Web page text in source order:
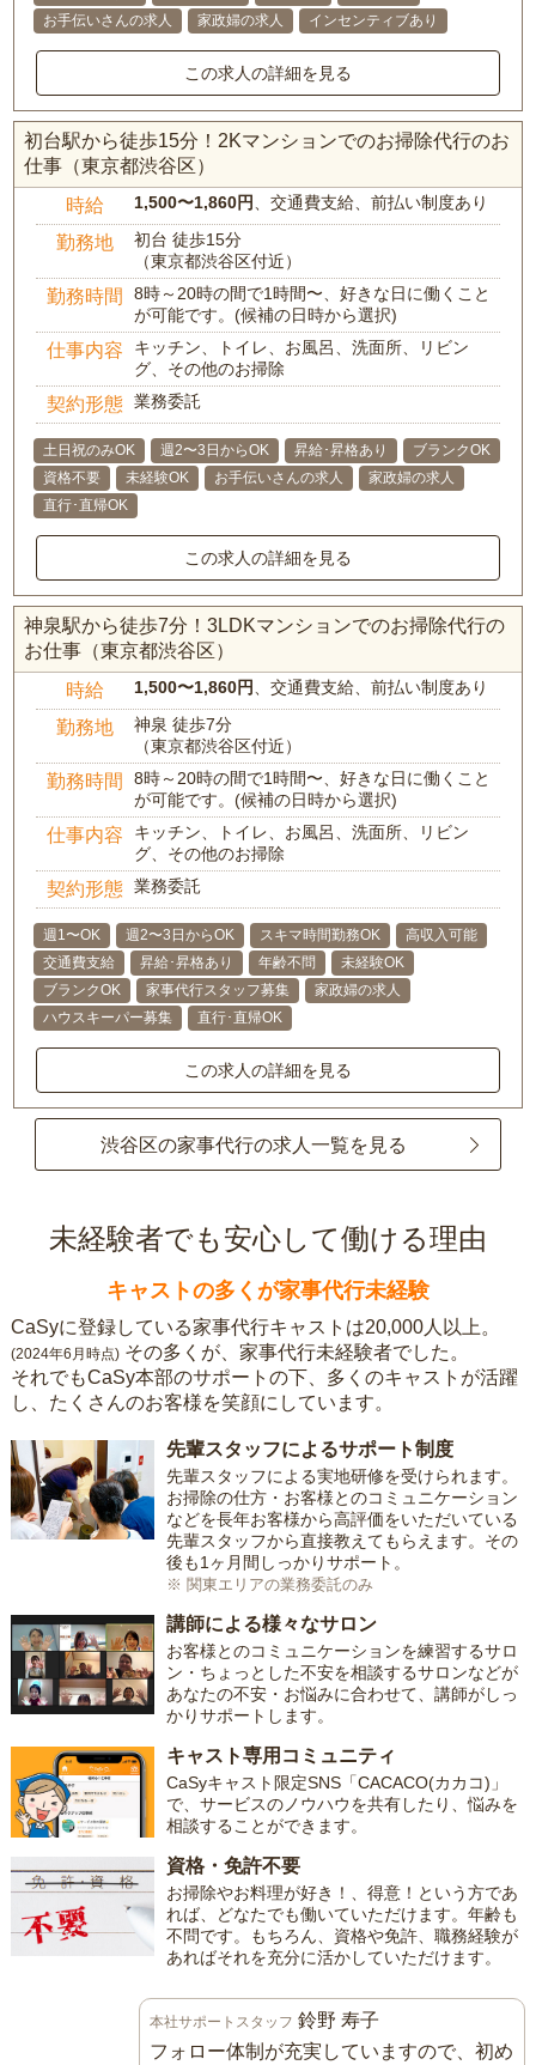
お手伝いさんの求人
家政婦の求人 インセンティブあり
この求人の詳細を見る
初台駅から徒歩15分！2Kマンションでのお掃除代行のお
仕事（東京都渋谷区）
時給 1,500〜1,860円 、交通費支給、前払い制度あり
勤務地
初台 徒歩15分
（東京都渋谷区付近）
勤務時間
8時～20時の間で1時間〜、好きな日に働くこと
が可能です。(候補の日時から選択)
仕事内容
キッチン、トイレ、お風呂、洗面所、リビン
グ、その他のお掃除
契約形態 業務委託
土日祝のみOK 週2〜3日からOK 昇給･昇格あり
ブランクOK
資格不要
未経験OK お手伝いさんの求人
家政婦の求人
直行･直帰OK
この求人の詳細を見る
神泉駅から徒歩7分！3LDKマンションでのお掃除代行の
お仕事（東京都渋谷区）
時給 1,500〜1,860円 、交通費支給、前払い制度あり
勤務地
神泉 徒歩7分
（東京都渋谷区付近）
勤務時間
8時～20時の間で1時間〜、好きな日に働くこと
が可能です。(候補の日時から選択)
仕事内容
キッチン、トイレ、お風呂、洗面所、リビン
グ、その他のお掃除
契約形態 業務委託
週1〜OK 週2〜3日からOK スキマ時間勤務OK
高収入可能
交通費支給
昇給･昇格あり 年齢不問
未経験OK
ブランクOK
家事代行スタッフ募集
家政婦の求人
ハウスキーパー募集
直行･直帰OK
この求人の詳細を見る
渋谷区の家事代行の求人一覧を見る
未経験者でも安心して働ける理由
キャストの多くが家事代行未経験
CaSyに登録している家事代行キャストは20,000人以上。
(2024年6月時点) その多くが、家事代行未経験者でした。
それでもCaSy本部のサポートの下、多くのキャストが活躍
し、たくさんのお客様を笑顔にしています。
先輩スタッフによるサポート制度
先輩スタッフによる実地研修を受けられます。
お掃除の仕方・お客様とのコミュニケーション
などを長年お客様から高評価をいただいている
先輩スタッフから直接教えてもらえます。その
後も1ヶ月間しっかりサポート。
※ 関東エリアの業務委託のみ
講師による様々なサロン
お客様とのコミュニケーションを練習するサロ
ン・ちょっとした不安を相談するサロンなどが
あなたの不安・お悩みに合わせて、講師がしっ
かりサポートします。
キャスト専用コミュニティ
CaSyキャスト限定SNS「CACACO(カカコ)」
で、サービスのノウハウを共有したり、悩みを
相談することができます。
資格・免許不要
お掃除やお料理が好き！、得意！という方であ
れば、どなたでも働いていただけます。年齢も
不問です。もちろん、資格や免許、職務経験が
あればそれを充分に活かしていただけます。
本社サポートスタッフ 鈴野 寿子
フォロー体制が充実していますので、初め